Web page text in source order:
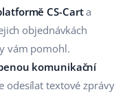
CS-Carta
objednávkách
vám pomohl.
komunikační
odesílat textové zprávy